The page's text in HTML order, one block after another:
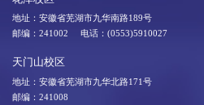
地址：安徽省芜湖市九华南路189号
邮编：241002 电话：(0553)5910027
天门山校区
地址：安徽省芜湖市九华北路171号
邮编：241008